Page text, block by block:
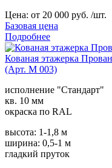
Цена: от 20 000 руб. /шт.
Базовая цена
Подробнее
Кованая этажерка
(Арт. М 003)
исполнение "Стандарт"
кв. 10 мм
окраска по RAL
высота: 1-1,8 м
ширина: 0,5-1 м
гладкий пруток